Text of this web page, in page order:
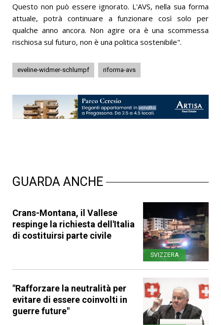
Questo non può essere ignorato. L'AVS, nella sua forma
attuale, potrà continuare a funzionare così solo per
qualche anno ancora. Non agire ora è una scommessa
rischiosa sul futuro, non è una politica sostenibile".
eveline-widmer-schlumpf riforma-avs
GUARDA ANCHE
Crans-Montana, il Vallese
respinge la richiesta dell'Italia
di costituirsi parte civile
SVIZZERA
"Rafforzare la neutralità per
evitare di essere coinvolti in
guerre future"